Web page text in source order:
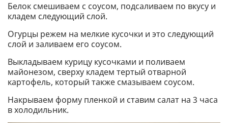
Белок смешиваем с соусом, подсаливаем по вкусу и
кладем следующий слой.
Огурцы режем на мелкие кусочки и это следующий
слой и заливаем его соусом.
Выкладываем курицу кусочками и поливаем
майонезом, сверху кладем тертый отварной
картофель, который также смазываем соусом.
Накрываем форму пленкой и ставим салат на 3 часа
в холодильник.